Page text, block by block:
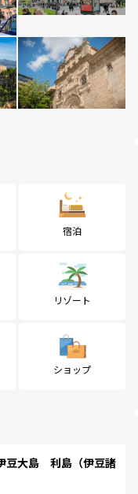
宿泊
リゾート
ショップ
大島 利島（伊豆諸